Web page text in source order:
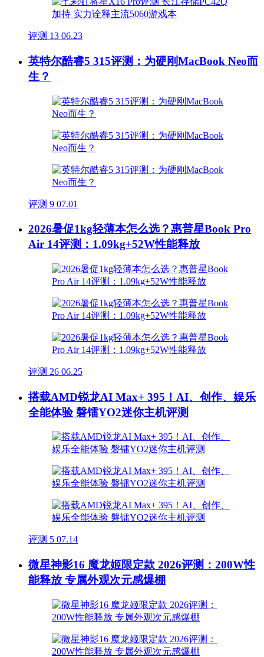
评测 13 06.23
英特尔酷睿5 315评测：为硬刚MacBook Neo而
生？
评测 9 07.01
2026暑促1kg轻薄本怎么选？惠普星Book Pro
Air 14评测：1.09kg+52W性能释放
评测 26 06.25
搭载AMD锐龙AI Max+ 395！AI、创作、娱乐
全能体验 磐镭YO2迷你主机评测
评测 5 07.14
微星神影16 魔龙姬限定款 2026评测：200W性
能释放 专属外观次元感爆棚